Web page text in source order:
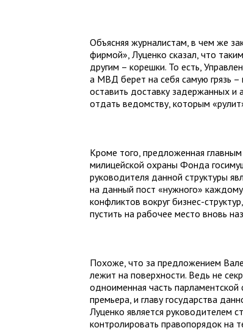
Объясняя журналистам, в чем же
фирмой», Луценко сказал, что
другим – корешки. То есть,
а МВД берет на себя самую грязь
оставить доставку задержанных
отдать ведомству, которым
Кроме того, предложенная
милицейской охраны Фонда
руководителя данной структуры
на данный пост «нужного»
конфликтов вокруг бизнес-
пустить на рабочее место вновь
Похоже, что за предложением
лежит на поверхности. Ведь не
одноименная часть
премьера, и главу государства
Луценко является руководителем
контролировать правопорядок на